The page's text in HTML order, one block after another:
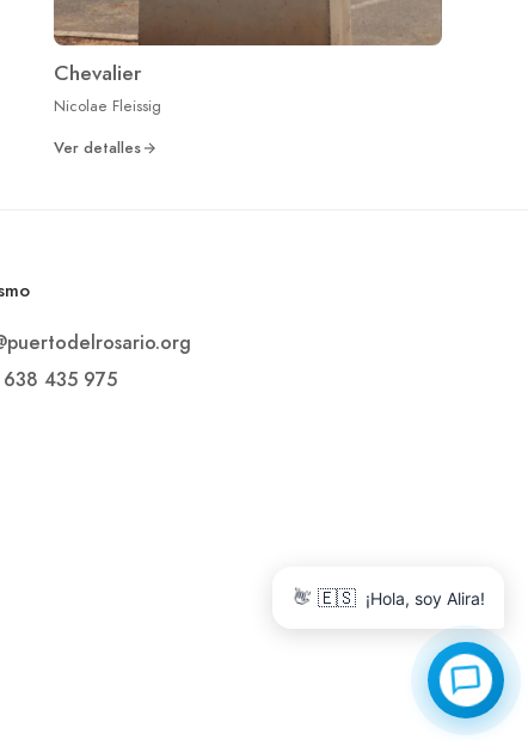
Chevalier
Nicolae Fleissig
Ver detalles
435 975
👋 🇪🇸 ¡Hola, soy Alira!